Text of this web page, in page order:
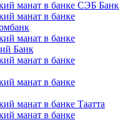
манат в банке СЭБ Банк
манат в банке
манат в банке
Банк
манат в банке
манат в банке
манат в банке Таатта
манат в банке